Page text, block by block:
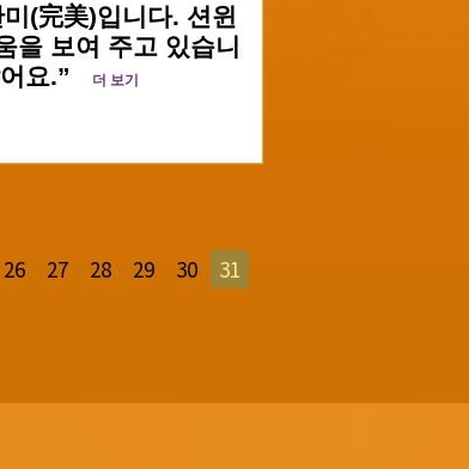
(完美)입니다. 션윈
을 보여 주고 있습니
요.”
더 보기
26 27 28 29 30 31